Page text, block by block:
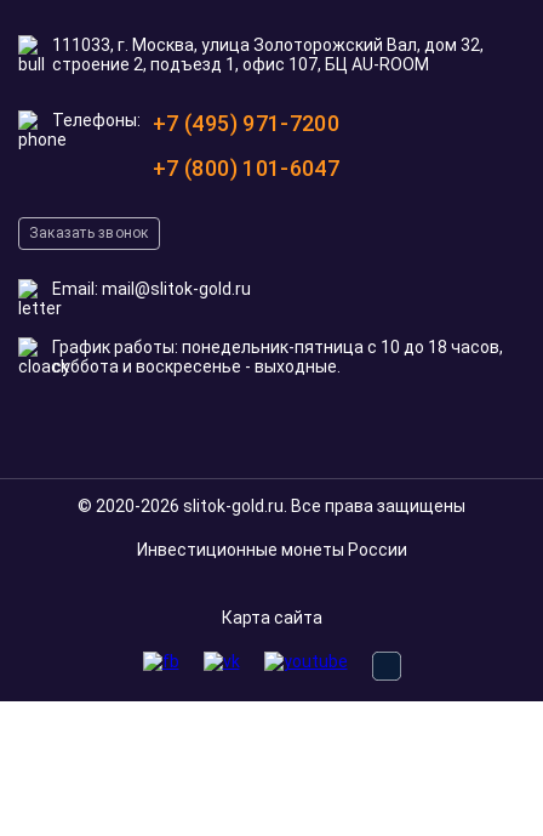
111033, г. Москва, улица Золоторожский Вал, дом 32,
строение 2, подъезд 1, офис 107, БЦ AU-ROOM
Телефоны:
+7 (495) 971-7200
+7 (800) 101-6047
Заказать звонок
Email: mail@slitok-gold.ru
График работы: понедельник-пятница с 10 до 18 часов,
суббота и воскресенье - выходные.
© 2020-2026 slitok-gold.ru. Все права защищены
Инвестиционные монеты России
Карта сайта